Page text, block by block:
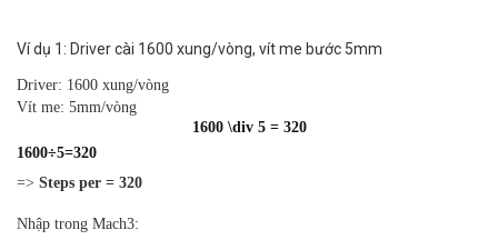
Ví dụ 1: Driver cài 1600 xung/vòng, vít me bước 5mm
Driver: 1600 xung/vòng
Vít me: 5mm/vòng
1600 \div 5 = 320
1600÷5=320
=> Steps per = 320
Nhập trong Mach3: